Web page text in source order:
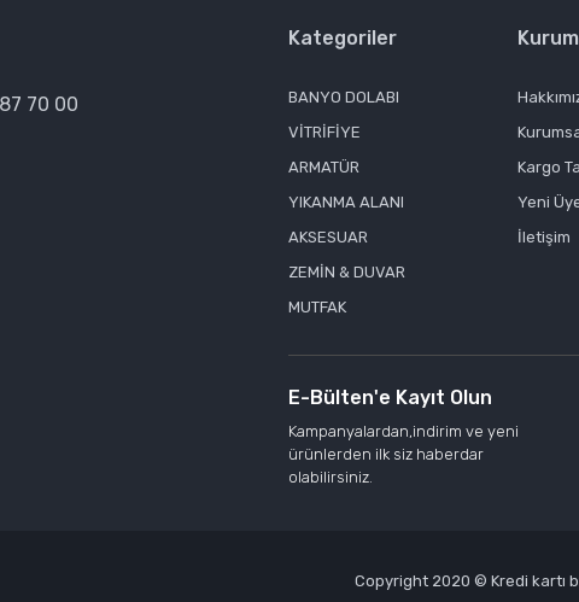
70 00
Kategoriler
BANYO DOLABI
VİTRİFİYE
ARMATÜR
YIKANMA ALANI
AKSESUAR
ZEMİN & DUVAR
MUTFAK
Kargo
Yeni
İletişim
E-Bülten'e Kayıt Olun
Kampanyalardan,indirim ve yeni
ürünlerden ilk siz haberdar
olabilirsiniz.
Copyright 2020 © Kredi kartı